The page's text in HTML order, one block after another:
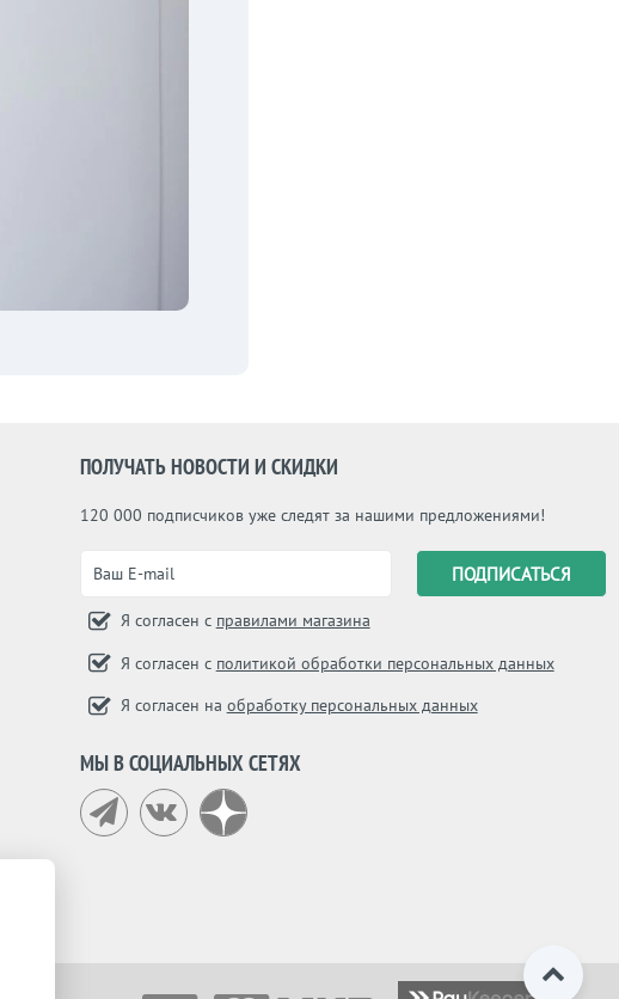
ПОЛУЧАТЬ НОВОСТИ И СКИДКИ
120 000 подписчиков уже следят за нашими предложениями!
Я согласен с правилами магазина
Я согласен с политикой обработки персональных данных
Я согласен на обработку персональных данных
МЫ В СОЦИАЛЬНЫХ СЕТЯХ